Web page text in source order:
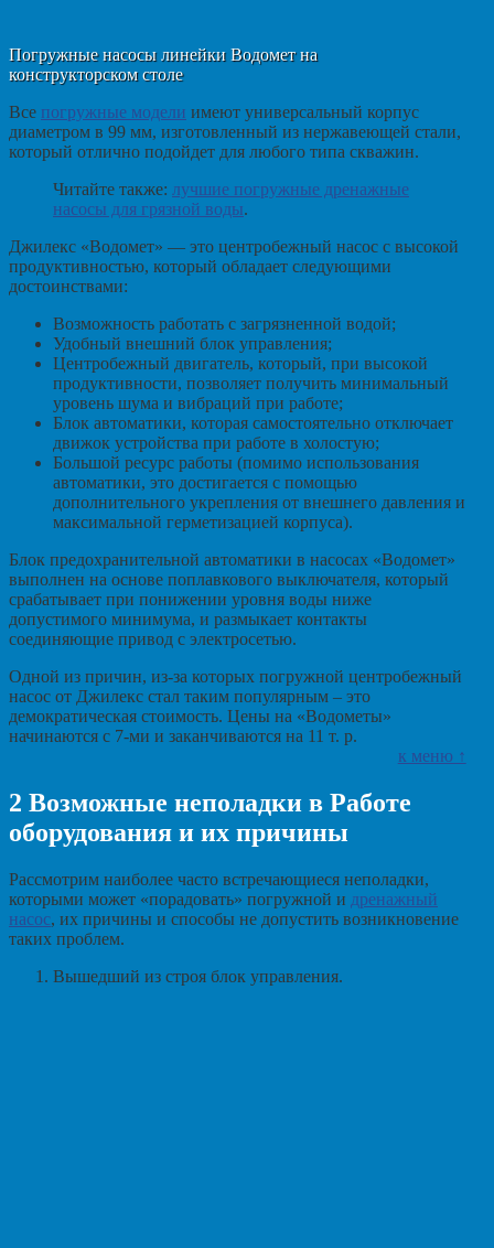
Погружные насосы линейки Водомет на
конструкторском столе
Все погружные модели имеют универсальный корпус
диаметром в 99 мм, изготовленный из нержавеющей стали,
который отлично подойдет для любого типа скважин.
Читайте также: лучшие погружные дренажные
насосы для грязной воды.
Джилекс «Водомет» — это центробежный насос с высокой
продуктивностью, который обладает следующими
достоинствами:
Возможность работать с загрязненной водой;
Удобный внешний блок управления;
Центробежный двигатель, который, при высокой
продуктивности, позволяет получить минимальный
уровень шума и вибраций при работе;
Блок автоматики, которая самостоятельно отключает
движок устройства при работе в холостую;
Большой ресурс работы (помимо использования
автоматики, это достигается с помощью
дополнительного укрепления от внешнего давления и
максимальной герметизацией корпуса).
Блок предохранительной автоматики в насосах «Водомет»
выполнен на основе поплавкового выключателя, который
срабатывает при понижении уровня воды ниже
допустимого минимума, и размыкает контакты
соединяющие привод с электросетью.
Одной из причин, из-за которых погружной центробежный
насос от Джилекс стал таким популярным – это
демократическая стоимость. Цены на «Водометы»
начинаются с 7-ми и заканчиваются на 11 т. р.
к меню ↑
2 Возможные неполадки в Работе
оборудования и их причины
Рассмотрим наиболее часто встречающиеся неполадки,
которыми может «порадовать» погружной и дренажный
насос, их причины и способы не допустить возникновение
таких проблем.
Вышедший из строя блок управления.